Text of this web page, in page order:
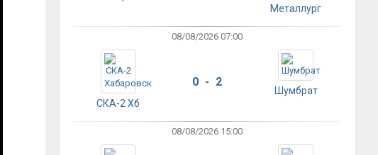
Металлург
08/08/2026 07:00
СКА-2 Хб
0 - 2
Шумбрат
08/08/2026 15:00